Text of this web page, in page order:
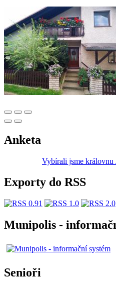
Anketa
Vybírali jsme
Exporty do RSS
Munipolis -
Senioři